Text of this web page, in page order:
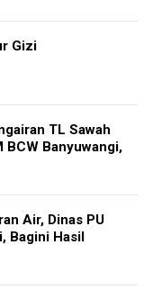
Gizi
TL Sawah
BCW Banyuwangi,
Air, Dinas PU
Bagini Hasil